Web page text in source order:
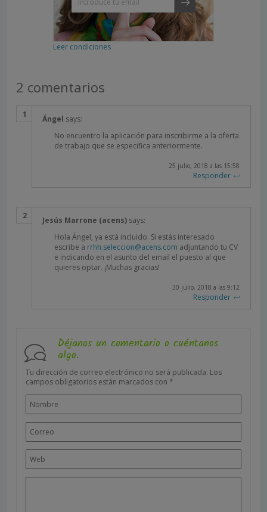
Leer condiciones
2 comentarios
Ángel says:
25 julio, 2018 a las 15:58
No encuentro la aplicación para inscribirme a la oferta
de trabajo que se especifica anteriormente.
Responder
Jesús Marrone (acens) says:
30 julio, 2018 a las 9:12
Hola Ángel, ya está incluido. Si estás interesado
escribe a rrhh.seleccion@acens.com adjuntando tu CV
e indicando en el asunto del email el puesto al que
quieres optar. ¡Muchas gracias!
Responder
Déjanos un comentario o cuéntanos
algo.
Tu dirección de correo electrónico no será publicada. Los
campos obligatorios están marcados con *